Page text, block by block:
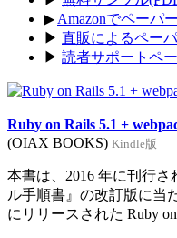
▶ Amazonでペーパ
▶ 直販によるペー
▶ 読者サポートペ
Ruby on Rails 5.1 +
(OIAX BOOKS) Kindle版
本書は、2016 年に刊行さ
ル手順書』の改訂版に当
にリリースされた Ruby